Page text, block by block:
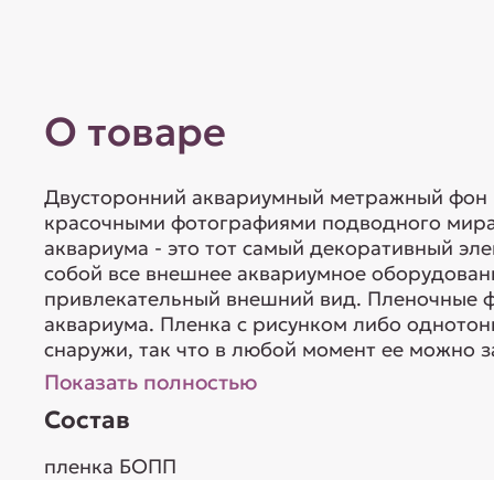
О товаре
Двусторонний аквариумный метражный фон
красочными фотографиями подводного
аквариума - это тот самый декоративный
собой все внешнее аквариумное
привлекательный внешний вид. Пленочные
аквариума. Пленка с рисунком либо
снаружи, так что в любой момент ее можно
Показать полностью
Состав
пленка БОПП